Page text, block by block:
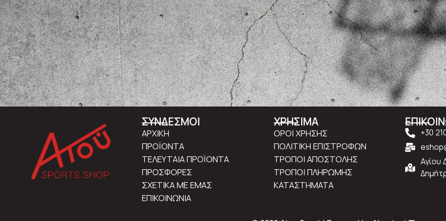
ΣΥΝΔΕΣΜΟΙ
ΑΡΧΙΚΗ
ΠΡΟΪΟΝΤΑ
ΤΕΛΕΥΤΑΙΑ ΠΡΟΪΟΝΤΑ
ΠΡΟΣΦΟΡΕΣ
ΣΧΕΤΙΚΑ ΜΕ ΕΜΑΣ
ΕΠΙΚΟΙΝΩΝΙΑ
ΧΡΗΣΙΜΑ
ΟΡΟΙ ΧΡΗΣΗΣ
ΠΟΛΙΤΙΚΗ ΕΠΙΣΤΡΟΦΩΝ
ΤΡΟΠΟΙ ΑΠΟΣΤΟΛΗΣ
ΤΡΟΠΟΙ ΠΛΗΡΩΜΗΣ
ΚΑΤΑΣΤΗΜΑΤΑ
+30
Αγίου